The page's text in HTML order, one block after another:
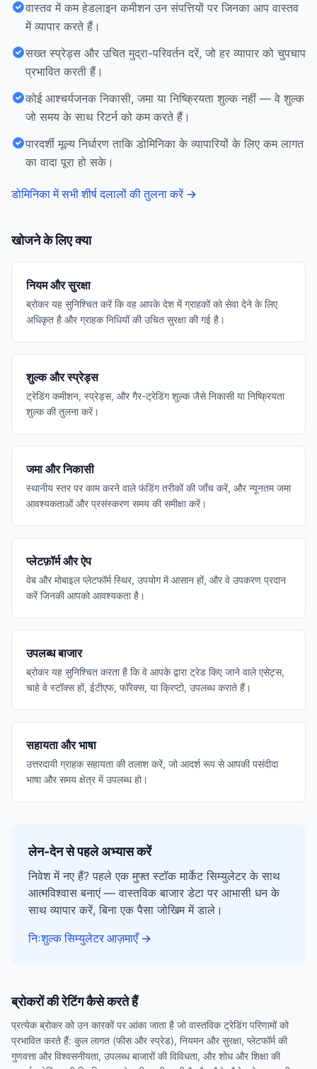
वास्तव में कम हेडलाइन कमीशन उन संपत्तियों पर जिनका आप वास्तव
में व्यापार करते हैं।
सख्त स्प्रेड्स और उचित मुद्रा-परिवर्तन दरें, जो हर व्यापार को चुपचाप
प्रभावित करती हैं।
कोई आश्चर्यजनक निकासी, जमा या निष्क्रियता शुल्क नहीं — वे शुल्क
जो समय के साथ रिटर्न को कम करते हैं।
पारदर्शी मूल्य निर्धारण ताकि डोमिनिका के व्यापारियों के लिए कम लागत
का वादा पूरा हो सके।
डोमिनिका में सभी शीर्ष दलालों की तुलना करें →
खोजने के लिए क्या
नियम और सुरक्षा
ब्रोकर यह सुनिश्चित करें कि वह आपके देश में ग्राहकों को सेवा देने के लिए
अधिकृत है और ग्राहक निधियों की उचित सुरक्षा की गई है।
शुल्क और स्प्रेड्स
ट्रेडिंग कमीशन, स्प्रेड्स, और गैर-ट्रेडिंग शुल्क जैसे निकासी या निष्क्रियता
शुल्क की तुलना करें।
जमा और निकासी
स्थानीय स्तर पर काम करने वाले फंडिंग तरीकों की जाँच करें, और न्यूनतम जमा
आवश्यकताओं और प्रसंस्करण समय की समीक्षा करें।
प्लेटफ़ॉर्म और ऐप
वेब और मोबाइल प्लेटफॉर्म स्थिर, उपयोग में आसान हों, और वे उपकरण प्रदान
करें जिनकी आपको आवश्यकता है।
उपलब्ध बाजार
ब्रोकर यह सुनिश्चित करता है कि वे आपके द्वारा ट्रेड किए जाने वाले एसेट्स,
चाहे वे स्टॉक्स हों, ईटीएफ, फॉरेक्स, या क्रिप्टो, उपलब्ध कराते हैं।
सहायता और भाषा
उत्तरदायी ग्राहक सहायता की तलाश करें, जो आदर्श रूप से आपकी पसंदीदा
भाषा और समय क्षेत्र में उपलब्ध हो।
लेन-देन से पहले अभ्यास करें
निवेश में नए हैं? पहले एक मुफ्त स्टॉक मार्केट सिम्युलेटर के साथ
आत्मविश्वास बनाएं — वास्तविक बाजार डेटा पर आभासी धन के
साथ व्यापार करें, बिना एक पैसा जोखिम में डाले।
निःशुल्क सिम्युलेटर आज़माएँ →
ब्रोकरों की रेटिंग कैसे करते हैं
प्रत्येक ब्रोकर को उन कारकों पर आंका जाता है जो वास्तविक ट्रेडिंग परिणामों को
प्रभावित करते हैं: कुल लागत (फीस और स्प्रेड), नियमन और सुरक्षा, प्लेटफॉर्म की
गुणवत्ता और विश्वसनीयता, उपलब्ध बाजारों की विविधता, और शोध और शिक्षा की